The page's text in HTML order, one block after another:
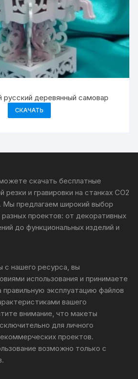
русский деревянный самовар
СКАЧАТЬ
скачать бесплатные
резки и гравировки на станках CO2
Мы предлагаем широкий выбор
проектов: от декоративных
до функциональных изделий и
с нашего ресурса, вы
использования и принимаете
правильную эксплуатацию файлов
вашего
внимание, что макеты
для личного
проектов.
возможно только с